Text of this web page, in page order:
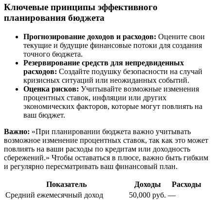
Ключевые принципы эффективного
планирования бюджета
Прогнозирование доходов и расходов: Оцените свои
текущие и будущие финансовые потоки для создания
точного бюджета.
Резервирование средств для непредвиденных
расходов: Создайте подушку безопасности на случай
кризисных ситуаций или неожиданных событий.
Оценка рисков: Учитывайте возможные изменения
процентных ставок, инфляции или других
экономических факторов, которые могут повлиять на
ваш бюджет.
Важно: «При планировании бюджета важно учитывать
возможное изменение процентных ставок, так как это может
повлиять на ваши расходы по кредитам или доходность
сбережений.» Чтобы оставаться в плюсе, важно быть гибким
и регулярно пересматривать ваш финансовый план.
Показатель Доходы
Расходы
Средний ежемесячный доход
50,000 руб. —